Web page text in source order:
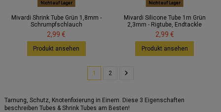
Nicht auf Lager
Mivardi Shrink Tube Grün 1,8mm -
Schrumpfschlauch
2,99 €
Produkt ansehen
Nicht auf Lager
Mivardi Silicone Tube 1m Grün
2,3mm - Rigtube, Endtackle
2,99 €
Produkt ansehen
1 2
Tarnung, Schutz, Knotenfixierung in Einem. Diese 3 Eigenschaften
beschreiben Tubes & Shrink Tubes am Besten!